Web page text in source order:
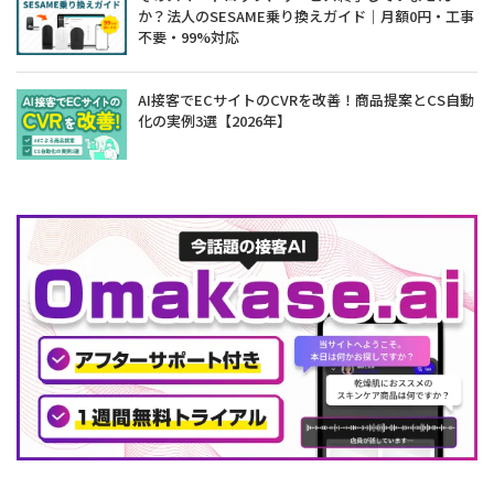
か？法人のSESAME乗り換えガイド｜月額0円・工事
不要・99%対応
AI接客でECサイトのCVRを改善！商品提案とCS自動
化の実例3選【2026年】